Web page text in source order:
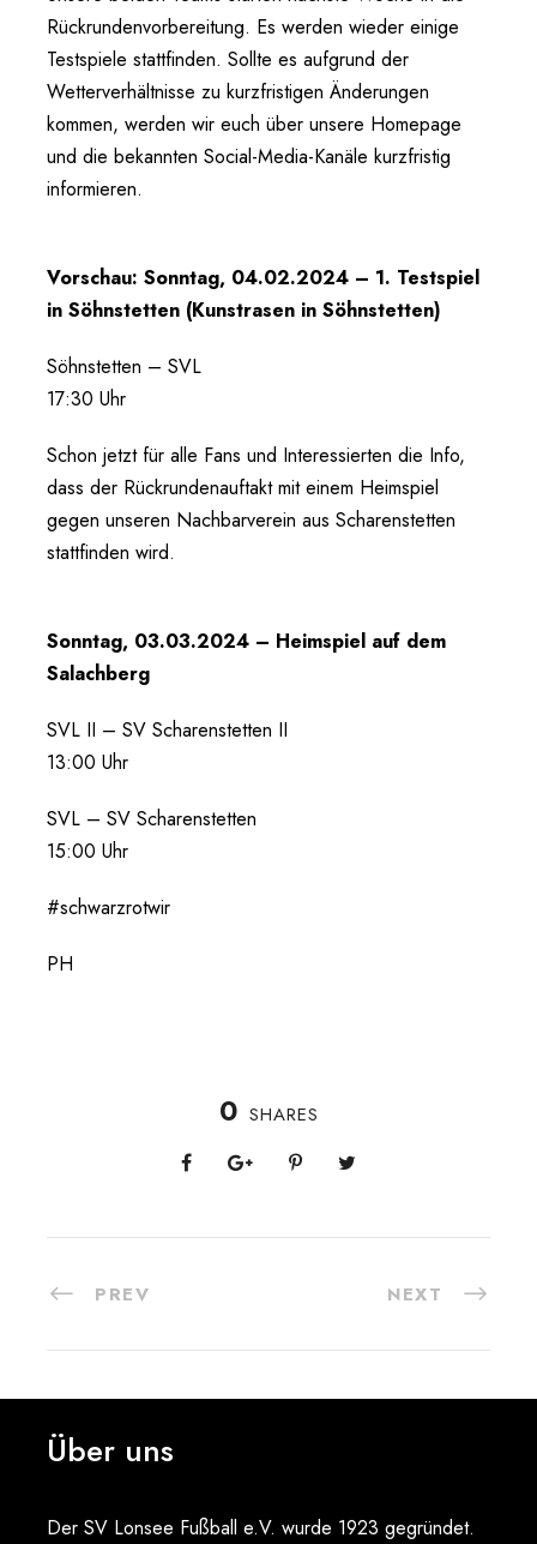
Rückrundenvorbereitung. Es werden wieder einige
Testspiele stattfinden. Sollte es aufgrund der
Wetterverhältnisse zu kurzfristigen Änderungen
kommen, werden wir euch über unsere Homepage
und die bekannten Social-Media-Kanäle kurzfristig
informieren.
Vorschau: Sonntag, 04.02.2024 – 1. Testspiel
in Söhnstetten (Kunstrasen in Söhnstetten)
Söhnstetten – SVL
17:30 Uhr
Schon jetzt für alle Fans und Interessierten die Info,
dass der Rückrundenauftakt mit einem Heimspiel
gegen unseren Nachbarverein aus Scharenstetten
stattfinden wird.
Sonntag, 03.03.2024 – Heimspiel auf dem
Salachberg
SVL II – SV Scharenstetten II
13:00 Uhr
SVL – SV Scharenstetten
15:00 Uhr
#schwarzrotwir
PH
0 SHARES
PREV NEXT
Über uns
Der SV Lonsee Fußball e.V. wurde 1923 gegründet.